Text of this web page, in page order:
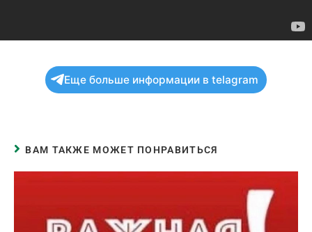
Еще больше информации в telagram
ВАМ ТАКЖЕ МОЖЕТ ПОНРАВИТЬСЯ